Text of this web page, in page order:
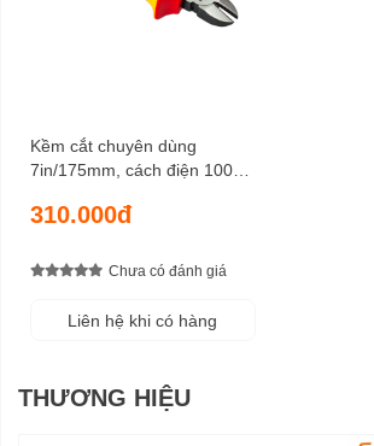
Kềm cắt chuyên dùng
7in/175mm, cách điện 1000V
310.000đ
Chưa có đánh giá
Liên hệ khi có hàng
THƯƠNG HIỆU